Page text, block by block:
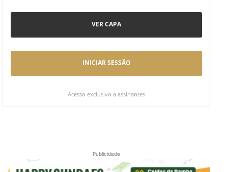
VER CAPA
INICIAR SESSÃO
Acesso exclusivo a assinantes
Publicidade